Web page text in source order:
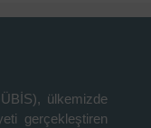
ülkemizde
gerçekleştiren